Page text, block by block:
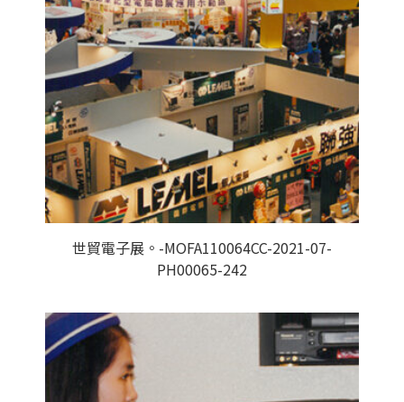
世貿電子展。-MOFA110064CC-2021-07-
PH00065-242